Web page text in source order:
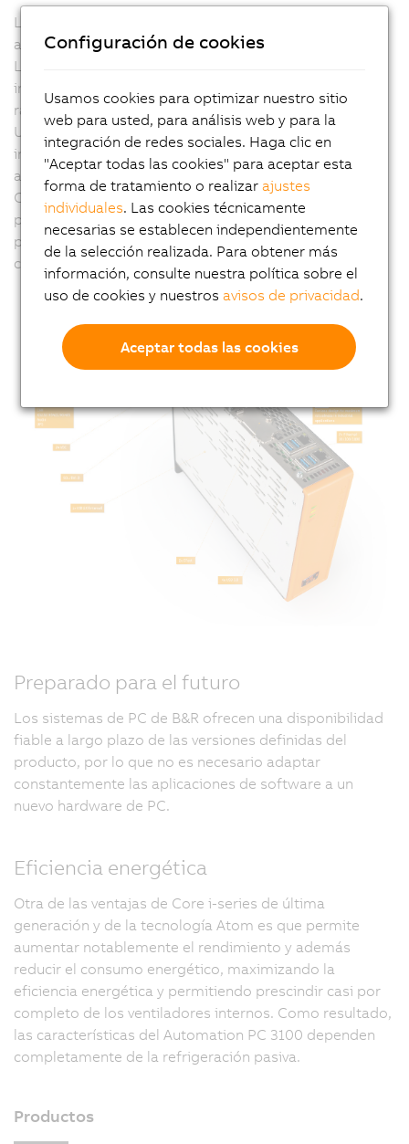
Los dispositivos Automation PC 3100 ofrecen una
amplia variedad de opciones de interface modulares.
Las dos ranuras permiten utilizar tarjetas para
interfaces serie, Ethernet, CAN y POWERLINK. Las
ranuras también pueden utilizarse para una solución
UPS o para interfaces de audio. Los PC también
incorporan ranuras para dos dispositivos de
almacenamiento de datos CFast de potencia industrial.
Con hasta 256 GB cada una, las tarjetas CFast se
pueden usar para aumentar el rendimiento, como
protección de seguridad contra fallos o como un
conjunto RAID.
Preparado para el futuro
Los sistemas de PC de B&R ofrecen una disponibilidad
fiable a largo plazo de las versiones definidas del
producto, por lo que no es necesario adaptar
constantemente las aplicaciones de software a un
nuevo hardware de PC.
Eficiencia energética
Otra de las ventajas de Core i-series de última
generación y de la tecnología Atom es que permite
aumentar notablemente el rendimiento y además
reducir el consumo energético, maximizando la
eficiencia energética y permitiendo prescindir casi por
completo de los ventiladores internos. Como resultado,
las características del Automation PC 3100 dependen
completamente de la refrigeración pasiva.
Productos
Configuración de cookies
Usamos cookies para optimizar nuestro sitio
web para usted, para análisis web y para la
integración de redes sociales. Haga clic en
"Aceptar todas las cookies" para aceptar esta
forma de tratamiento o realizarajustes
individuales. Las cookies técnicamente
necesarias se establecen independientemente
de la selección realizada. Para obtener más
información, consulte nuestra política sobre el
uso de cookies y nuestrosavisos de privacidad.
Aceptar todas las cookies